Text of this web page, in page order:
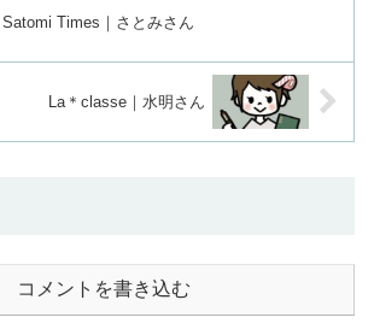
Satomi Times｜さとみさん
La＊classe｜水明さん
コメントを書き込む